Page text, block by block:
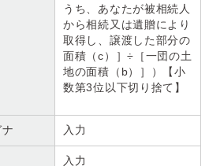
うち、あなたが被相続人
から相続又は遺贈により
取得し、譲渡した部分の
面積（c）］÷［一団の土
地の面積（b）］）【小
数第3位以下切り捨て】
入力
入力